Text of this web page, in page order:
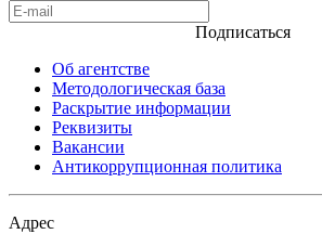
Подписаться
Об агентстве
Методологическая база
Раскрытие информации
Реквизиты
Вакансии
Антикоррупционная политика
Адрес